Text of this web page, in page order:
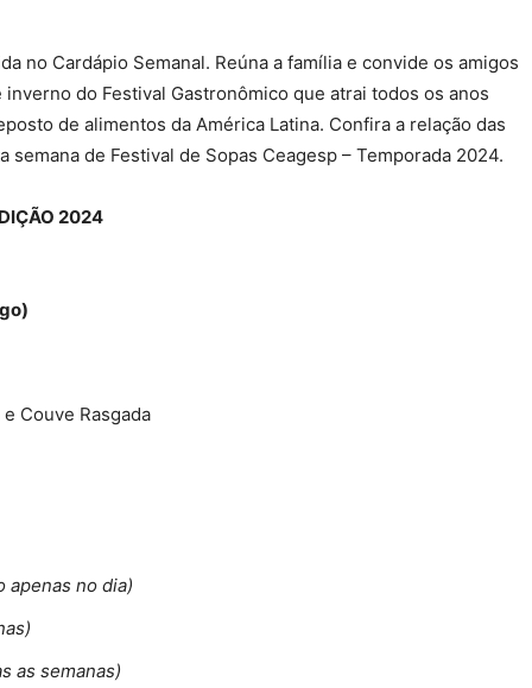
no Cardápio Semanal. Reúna a família e convide os amigos
do Festival Gastronômico que atrai todos os anos
de alimentos da América Latina. Confira a relação das
semana de Festival de Sopas Ceagesp – Temporada 2024.
2024
Couve Rasgada
apenas no dia)
as semanas)